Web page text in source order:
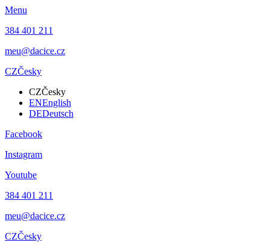
Menu
384 401 211
meu@dacice.cz
CZČesky
CZČesky
ENEnglish
DEDeutsch
Facebook
Instagram
Youtube
384 401 211
meu@dacice.cz
CZČesky